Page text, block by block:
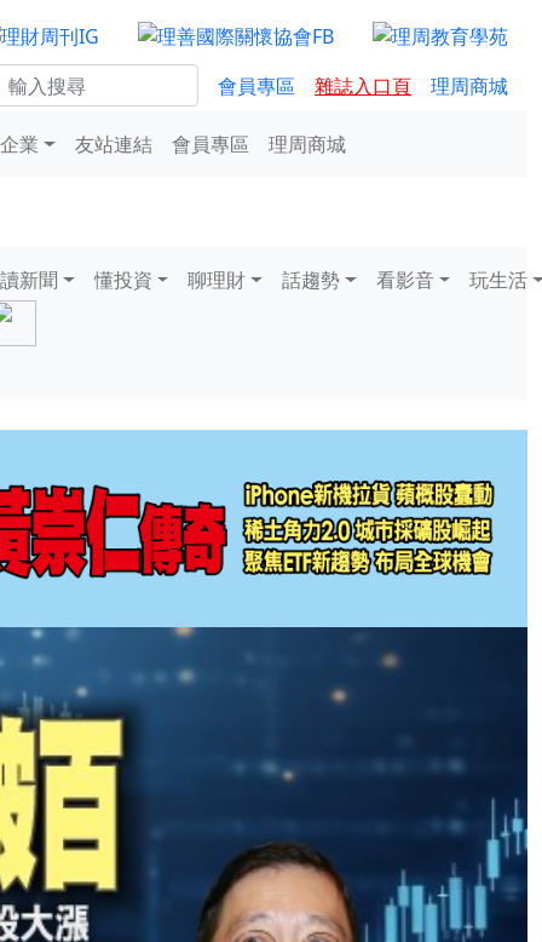
會員專區 雜誌入口頁 理周商城
業 友站連結 會員專區 理周商城
讀新聞 懂投資 聊理財 話趨勢 看影音 玩生活